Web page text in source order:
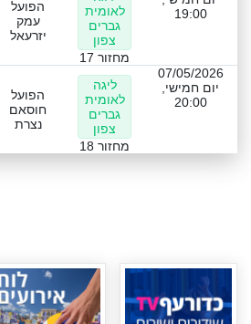
19:00
לאומית
גברים
צפון
מחזור 17
הפועל
עמק
יזרעאל
07/05/2026
יום חמישי,
20:00
ליגה
לאומית
גברים
צפון
מחזור 18
הפועל
חוסאם
נצרת